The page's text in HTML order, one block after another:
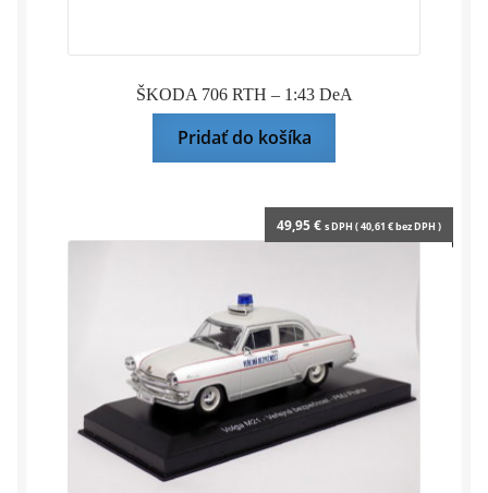
ŠKODA 706 RTH – 1:43 DeA
Pridať do košíka
49,95€ s DPH (40,61 €bez DPH )